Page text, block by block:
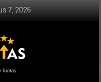
7, 2026